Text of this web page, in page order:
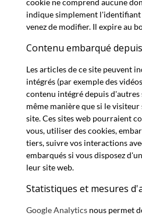
cookie ne comprend aucune
indique simplement
venez de modifier. Il expire au
Contenu embarqué
Les articles de ce site peuvent
intégrés (par exemple des
contenu intégré depuis d'autres
même manière que si le
site. Ces sites web pourraient
vous, utiliser des cookies,
tiers, suivre vos interactions
embarqués si vous disposez
leur site web.
Statistiques et mesures
Google Analytics nous permet